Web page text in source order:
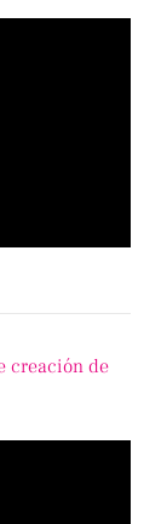
creación de